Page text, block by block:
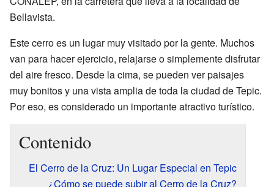
Bellavista.
Este cerro es un lugar muy visitado por la gente. Muchos
van para hacer ejercicio, relajarse o simplemente disfrutar
del aire fresco. Desde la cima, se pueden ver paisajes
muy bonitos y una vista amplia de toda la ciudad de Tepic.
Por eso, es considerado un importante atractivo turístico.
Contenido
El Cerro de la Cruz: Un Lugar Especial en Tepic
¿Cómo se puede subir al Cerro de la Cruz?